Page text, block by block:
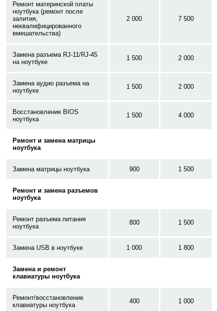
Ремонт материнской платы
ноутбука (ремонт после
залития,
неквалифицированного
вмешательства)
2 000 7 500
Замена разъема RJ-11/RJ-45
на ноутбуке
1 500 2 000
Замена аудио разъема на
ноутбуке
1 500 2 000
Восстановление BIOS
ноутбука
1 500 4 000
Ремонт и замена матрицы
ноутбука
Замена матрицы ноутбука 900 1 500
Ремонт и замена разъемов
ноутбука
Ремонт разъема питания
ноутбука
800 1 500
Замена USB в ноутбуке 1 000 1 800
Замена и ремонт
клавиатуры ноутбука
Ремонт/восстановление
клавиатуры ноутбука
400 1 000